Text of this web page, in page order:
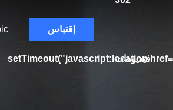
فيديوهات
إقتباس